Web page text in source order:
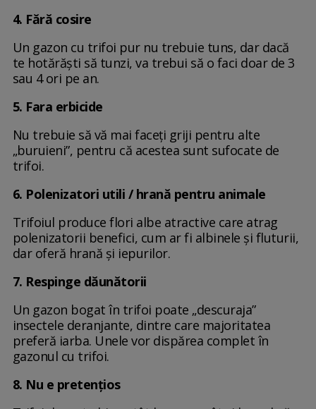
4. Fără cosire
Un gazon cu trifoi pur nu trebuie tuns, dar dacă
te hotărăști să tunzi, va trebui să o faci doar de 3
sau 4 ori pe an.
5. Fara erbicide
Nu trebuie să vă mai faceți griji pentru alte
„buruieni”, pentru că acestea sunt sufocate de
trifoi.
6. Polenizatori utili / hrană pentru animale
Trifoiul produce flori albe atractive care atrag
polenizatorii benefici, cum ar fi albinele și fluturii,
dar oferă hrană și iepurilor.
7. Respinge dăunătorii
Un gazon bogat în trifoi poate „descuraja”
insectele deranjante, dintre care majoritatea
preferă iarba. Unele vor dispărea complet în
gazonul cu trifoi.
8. Nu e pretențios